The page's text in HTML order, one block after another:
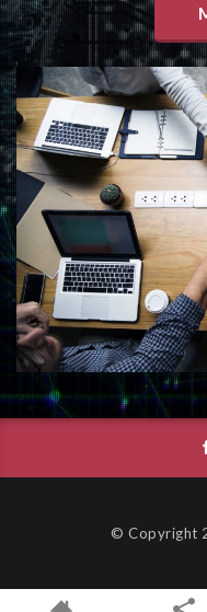
© Copyright